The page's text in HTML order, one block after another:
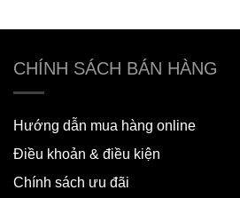
CHÍNH SÁCH BÁN HÀNG
Hướng dẫn mua hàng online
Điều khoản & điều kiện
Chính sách ưu đãi